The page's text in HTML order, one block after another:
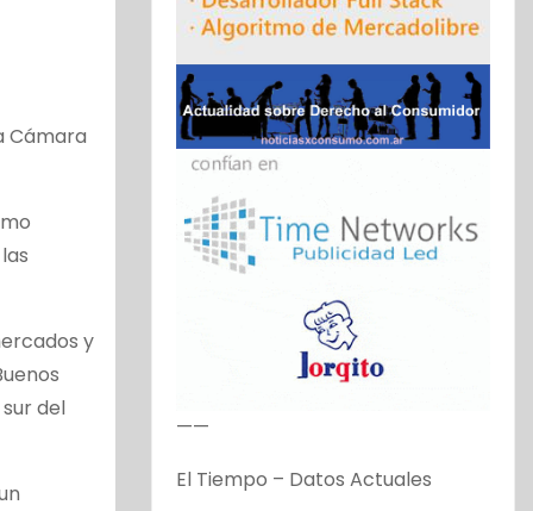
Cámara
y
del
——
El Tiempo – Datos Actuales